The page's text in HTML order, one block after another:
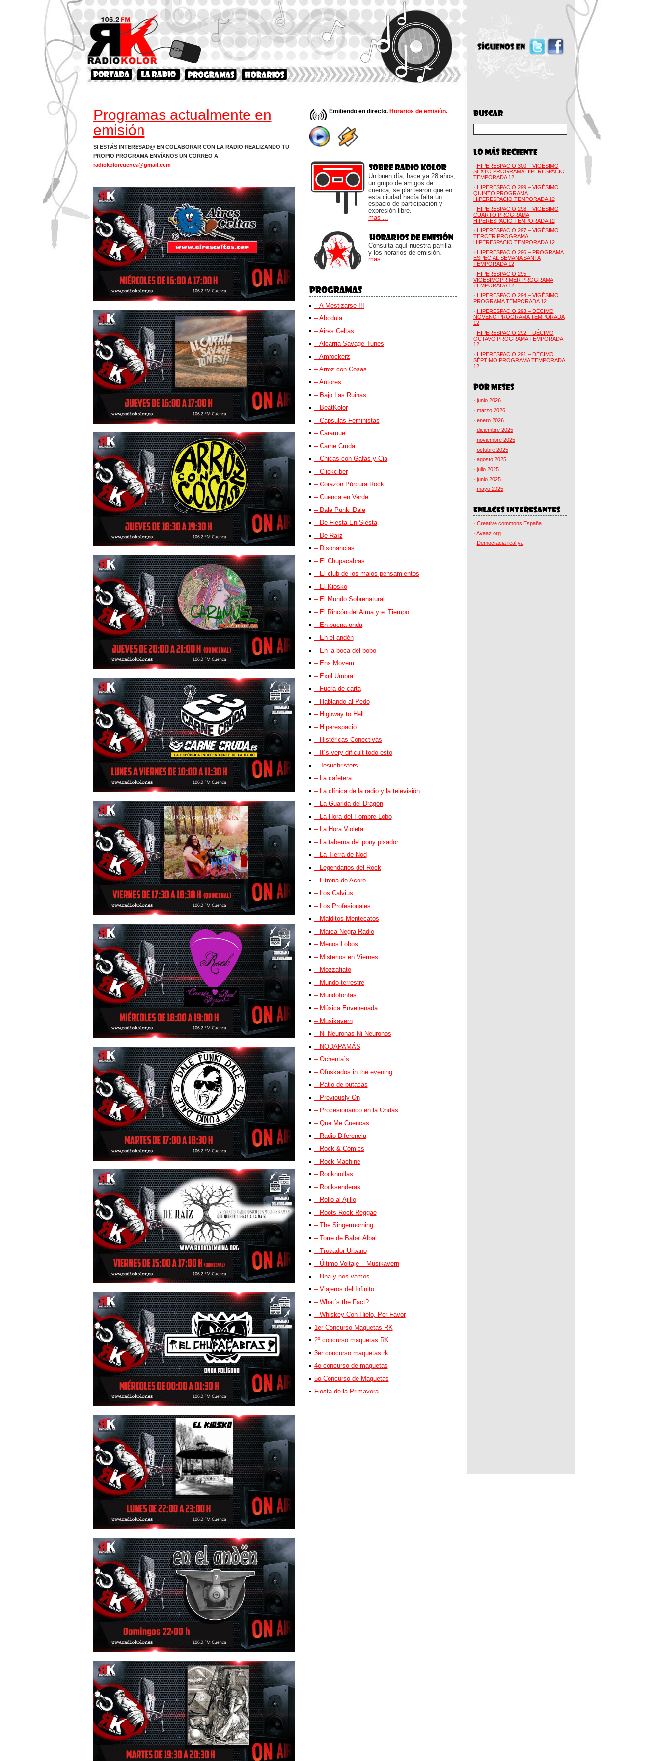
Programas actualmente en
emisión
SI ESTÁS INTERESAD@ EN COLABORAR CON LA RADIO REALIZANDO TU
PROPIO PROGRAMA ENVÍANOS UN CORREO A
radiokolorcuenca@gmail.com
Emitiendo en directo. Horarios de emisión.
Un buen día, hace ya 28 años,
un grupo de amigos de
cuenca, se plantearon que en
esta ciudad hacía falta un
espacio de participación y
expresión libre.
mas ...
Consulta aquí nuestra parrilla
y los horarios de emisión.
mas ...
– A Mestizarse !!!
– Abodula
– Aires Celtas
– Alcarria Savage Tunes
– Amrockerz
– Arroz con Cosas
– Autores
– Bajo Las Ruinas
– BeatKolor
– Cápsulas Feministas
– Caramuel
– Carne Cruda
– Chicas con Gafas y Cia
– Clickciber
– Corazón Púrpura Rock
– Cuenca en Verde
– Dale Punki Dale
– De Fiesta En Siesta
– De Raíz
– Disonancias
– El Chupacabras
– El club de los malos pensamientos
– El Kiosko
– El Mundo Sobrenatural
– El Rincón del Alma y el Tiempo
– En buena onda
– En el andén
– En la boca del bobo
– Ens Movem
– Exul Umbra
– Fuera de carta
– Hablando al Pedo
– Highway to Hell
– Hiperespacio
– Histéricas Conectivas
– It´s very dificult todo esto
– Jesuchristers
– La cafetera
– La clínica de la radio y la televisión
– La Guarida del Dragón
– La Hora del Hombre Lobo
– La Hora Violeta
– La taberna del pony pisador
– La Tierra de Nod
– Legendarios del Rock
– Litrona de Acero
– Los Calvius
– Los Profesionales
– Malditos Mentecatos
– Marca Negra Radio
– Menos Lobos
– Misterios en Viernes
– Mozzafiato
– Mundo terrestre
– Mundofonías
– Música Envenenada
– Musikavern
– Ni Neuronas Ni Neuronos
– NODAPAMÁS
– Ochenta´s
– Ofuskados in the evening
– Patio de butacas
– Previously On
– Procesionando en la Ondas
– Que Me Cuencas
– Radio Diferencia
– Rock & Cómics
– Rock Machine
– Rocknrollas
– Rocksenderas
– Rollo al Ajillo
– Roots Rock Reggae
– The Singermorning
– Torre de Babel Albal
– Trovador Urbano
– Último Voltaje – Musikavern
– Una y nos vamos
– Viajeros del Infinito
– What´s the Fact?
– Whiskey Con Hielo, Por Favor
1er Concurso Maquetas RK
2º concurso maquetas RK
3er concurso maquetas rk
4o concurso de maquetas
5o Concurso de Maquetas
Fiesta de la Primavera
· HIPERESPACIO 300 – VIGÉSIMO
SEXTO PROGRAMA HIPERESPACIO
TEMPORADA 12
· HIPERESPACIO 299 – VIGÉSIMO
QUINTO PROGRAMA
HIPERESPACIO TEMPORADA 12
· HIPERESPACIO 298 – VIGÉSIMO
CUARTO PROGRAMA
HIPERESPACIO TEMPORADA 12
· HIPERESPACIO 297 – VIGÉSIMO
TERCER PROGRAMA
HIPERESPACIO TEMPORADA 12
· HIPERESPACIO 296 – PROGRAMA
ESPECIAL SEMANA SANTA
TEMPORADA 12
· HIPERESPACIO 295 –
VIGÉSIMOPRIMER PROGRAMA
TEMPORADA 12
· HIPERESPACIO 294 – VIGÉSIMO
PROGRAMA TEMPORADA 12
· HIPERESPACIO 293 – DÉCIMO
NOVENO PROGRAMA TEMPORADA
12
· HIPERESPACIO 292 – DÉCIMO
OCTAVO PROGRAMA TEMPORADA
12
· HIPERESPACIO 291 – DÉCIMO
SÉPTIMO PROGRAMA TEMPORADA
12
· junio 2026
· marzo 2026
· enero 2026
· diciembre 2025
· noviembre 2025
· octubre 2025
· agosto 2025
· julio 2025
· junio 2025
· mayo 2025
· Creative commons España
· Avaaz.org
· Democracia real ya